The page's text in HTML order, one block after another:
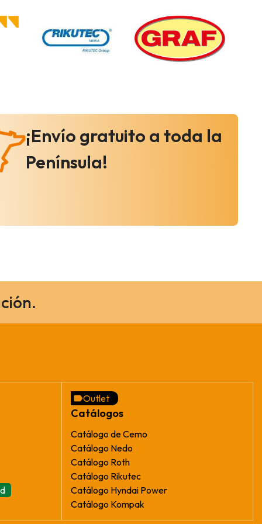
¡Envío gratuito a toda la
Península!
Outlet
Catálogos
Catálogo de Cemo
Catálogo Nedo
Catálogo Roth
Catálogo Rikutec
Catálogo Hyndai Power
Catálogo Kompak